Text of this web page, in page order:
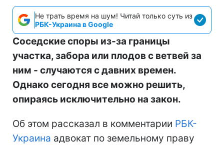
Не трать время на шум! Читай только суть из
РБК-Украина в Google
Соседские споры из-за границы
участка, забора или плодов с ветвей за
ним - случаются с давних времен.
Однако сегодня все можно решить,
опираясь исключительно на закон.
Об этом рассказал в комментарии РБК-
Украина адвокат по земельному праву